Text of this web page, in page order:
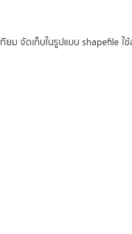
ม จัดเก็บในรูปแบบ shapefile ใ